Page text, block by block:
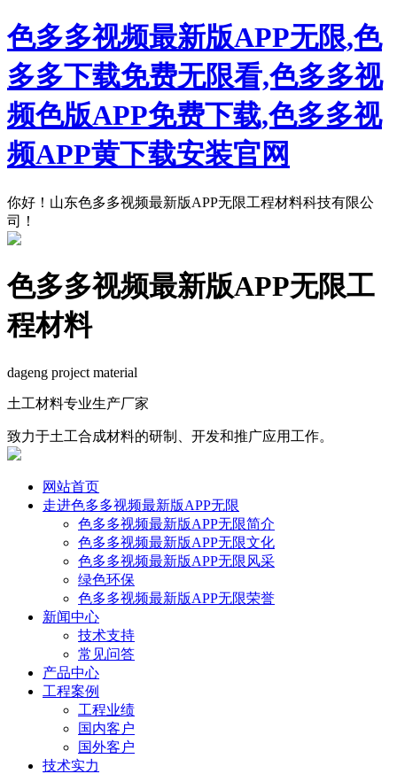
色多多视频最新版APP无限,色
多多下载免费无限看,色多多视
频色版APP免费下载,色多多视
频APP黄下载安装官网
你好！山东色多多视频最新版APP无限工程材料科技有限公
司！
色多多视频最新版APP无限工
程材料
dageng project material
土工材料专业生产厂家
致力于土工合成材料的研制、开发和推广应用工作。
网站首页
走进色多多视频最新版APP无限
色多多视频最新版APP无限简介
色多多视频最新版APP无限文化
色多多视频最新版APP无限风采
绿色环保
色多多视频最新版APP无限荣誉
新闻中心
技术支持
常见问答
产品中心
工程案例
工程业绩
国内客户
国外客户
技术实力